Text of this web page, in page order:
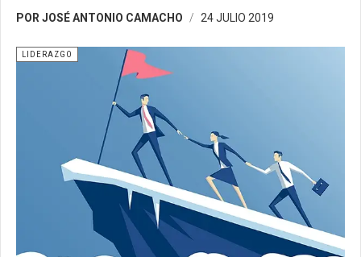
POR JOSÉ ANTONIO CAMACHO 24 JULIO 2019
LIDERAZGO